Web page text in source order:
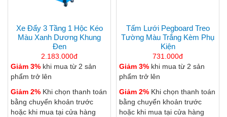
Xe Đẩy 3 Tầng 1 Hộc Kéo
Màu Xanh Dương Khung
Đen
2.183.000đ
Giảm 3% khi mua từ 2 sản
phẩm trở lên
Giảm 2% Khi chọn thanh toán
bằng chuyển khoản trước
hoặc khi mua tại cửa hàng
Tấm Lưới Pegboard Treo
Tường Màu Trắng Kèm Phụ
Kiện
731.000đ
Giảm 3% khi mua từ 2 sản
phẩm trở lên
Giảm 2% Khi chọn thanh toán
bằng chuyển khoản trước
hoặc khi mua tại cửa hàng